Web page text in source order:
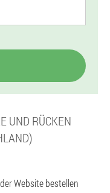
UND RÜCKEN
Website bestellen